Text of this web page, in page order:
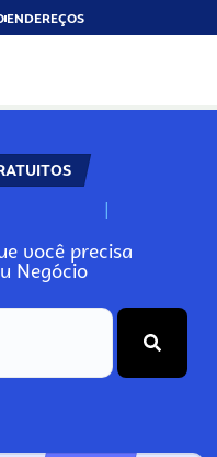
ENDEREÇOS
N
você precisa
Negócio